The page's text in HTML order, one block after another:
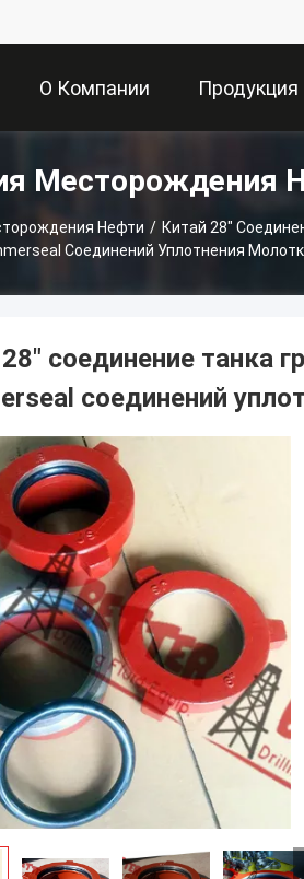
О Компании Продукция
Месторождения
Нефти / Китай 28"
Соединений Уплотнения
соединение танка
соединений